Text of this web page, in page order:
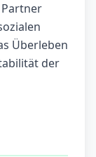
Überleben
der